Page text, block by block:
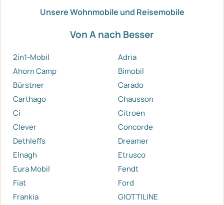
Unsere Wohnmobile und Reisemobile
Von A nach Besser
2in1-Mobil
Adria
Ahorn Camp
Bimobil
Bürstner
Carado
Carthago
Chausson
Ci
Citroen
Clever
Concorde
Dethleffs
Dreamer
Elnagh
Etrusco
Eura Mobil
Fendt
Fiat
Ford
Frankia
GIOTTILINE